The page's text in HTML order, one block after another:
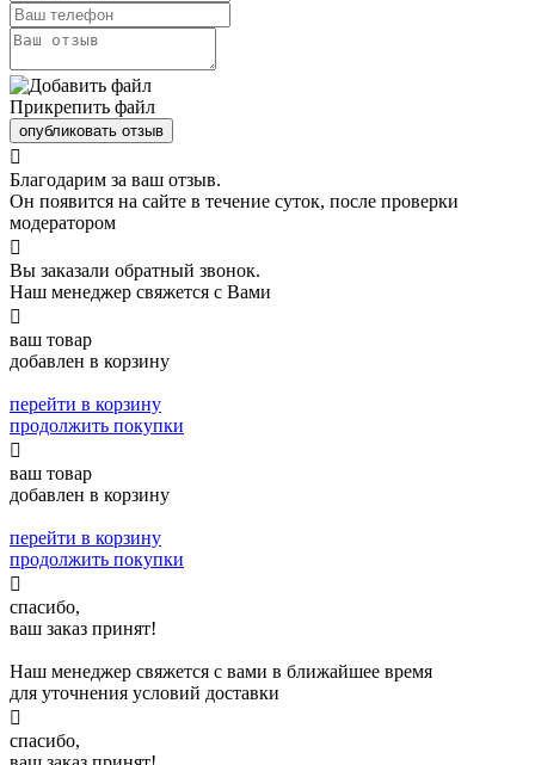
Прикрепить файл
опубликовать отзыв

Благодарим за ваш отзыв.
Он появится на сайте в течение суток, после проверки
модератором

Вы заказали обратный звонок.
Наш менеджер свяжется с Вами

ваш товар
добавлен в корзину
перейти в корзину
продолжить покупки

ваш товар
добавлен в корзину
перейти в корзину
продолжить покупки

спасибо,
ваш заказ принят!
Наш менеджер свяжется с вами в ближайшее время
для уточнения условий доставки

спасибо,